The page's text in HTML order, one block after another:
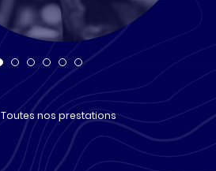
Toutes nos prestations